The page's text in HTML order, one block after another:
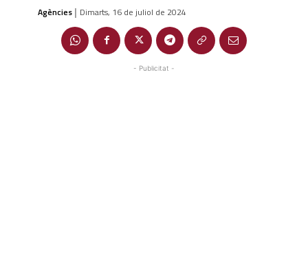
Agències | Dimarts, 16 de juliol de 2024
- Publicitat -